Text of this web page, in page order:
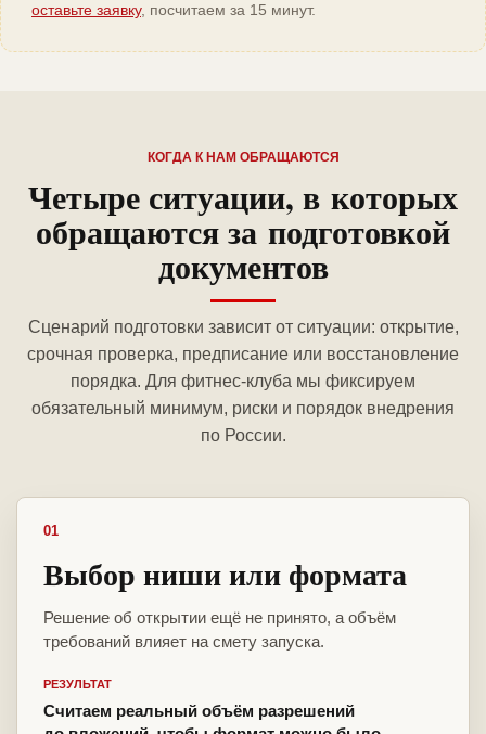
оставьте заявку, посчитаем за 15 минут.
КОГДА К НАМ ОБРАЩАЮТСЯ
Четыре ситуации, в которых
обращаются за подготовкой
документов
Сценарий подготовки зависит от ситуации: открытие,
срочная проверка, предписание или восстановление
порядка. Для фитнес-клуба мы фиксируем
обязательный минимум, риски и порядок внедрения
по России.
01
Выбор ниши или формата
Решение об открытии ещё не принято, а объём
требований влияет на смету запуска.
РЕЗУЛЬТАТ
Считаем реальный объём разрешений